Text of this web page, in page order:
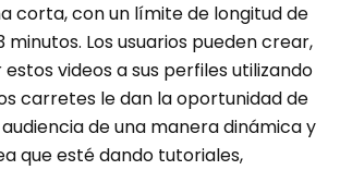
corta, con un límite de longitud de
minutos. Los usuarios pueden crear,
videos a sus perfiles utilizando
carretes le dan la oportunidad de
de una manera dinámica y
que esté dando tutoriales,